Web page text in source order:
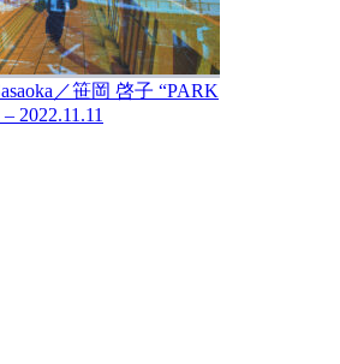
／笹岡 啓子 “PARK
2022.11.11